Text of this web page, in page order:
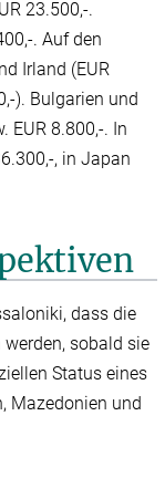
23.500,-.
. Auf den
Irland (EUR
). Bulgarien und
EUR 8.800,-. In
, in Japan
dass die
sobald sie
Status eines
Mazedonien und